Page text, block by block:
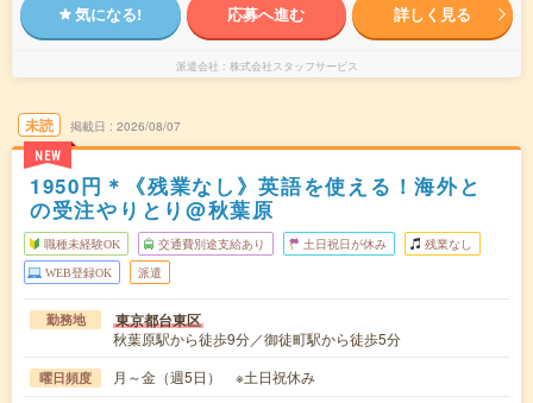
気になる! 応募へ進む 詳しく見る
派遣会社 株式会社スタッフサービス
未読
NEW
掲載日 2026/08/07
1950円＊《残業なし》英語を使える！海外と
の受注やりとり@秋葉原
職種未経験OK 交通費別途支給あり 土日祝日が休み 残業なし
WEB登録OK 派遣
勤務地 東京都台東区
秋葉原駅から徒歩9分／御徒町駅から徒歩5分
曜日頻度 月～金（週5日） ※土日祝休み